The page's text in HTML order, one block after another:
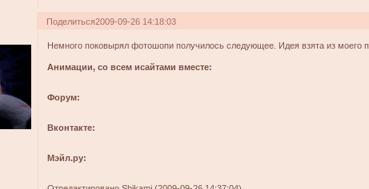
Поделиться2009-09-26 14:18:03
Немного поковырял фотошопи получилось следующее. Идея взята из моего
Анимации, со всем исайтами вместе:
Форум:
Вконтакте:
Мэйл.ру: